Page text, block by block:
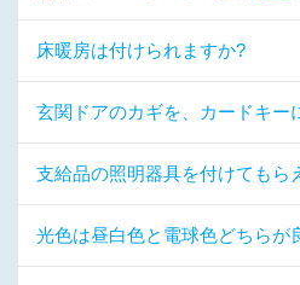
床暖房は付けられますか?
玄関ドアのカギを、カードキー
支給品の照明器具を付けてもら
光色は昼白色と電球色どちらが